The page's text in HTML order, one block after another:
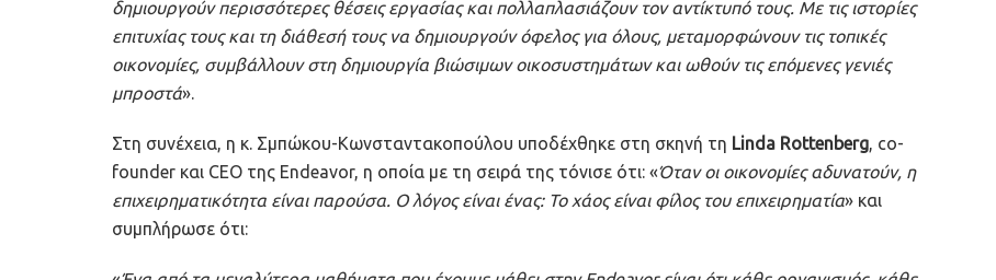
δημιουργούν περισσότερες θέσεις εργασίας και πολλαπλασιάζουν τον αντίκτυπό τους. Με τις ιστορίες
επιτυχίας τους και τη διάθεσή τους να δημιουργούν όφελος για όλους, μεταμορφώνουν τις τοπικές
οικονομίες, συμβάλλουν στη δημιουργία βιώσιμων οικοσυστημάτων και ωθούν τις επόμενες γενιές
μπροστά».
Στη συνέχεια, η κ. Σμπώκου-Κωνσταντακοπούλου υποδέχθηκε στη σκηνή τη Linda Rottenberg, co-
founder και CEO της Endeavor, η οποία με τη σειρά της τόνισε ότι: «Όταν οι οικονομίες αδυνατούν, η
επιχειρηματικότητα είναι παρούσα. Ο λόγος είναι ένας: Το χάος είναι φίλος του επιχειρηματία» και
συμπλήρωσε ότι: